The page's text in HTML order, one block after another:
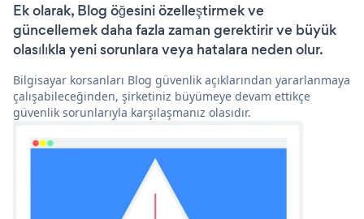
Ek olarak, Blog öğesini özelleştirmek ve
güncellemek daha fazla zaman gerektirir ve büyük
olasılıkla yeni sorunlara veya hatalara neden olur.
Bilgisayar korsanları Blog güvenlik açıklarından yararlanmaya
çalışabileceğinden, şirketiniz büyümeye devam ettikçe
güvenlik sorunlarıyla karşılaşmanız olasıdır.